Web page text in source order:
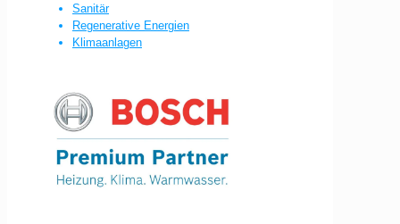
Sanitär
Regenerative Energien
Klimaanlagen